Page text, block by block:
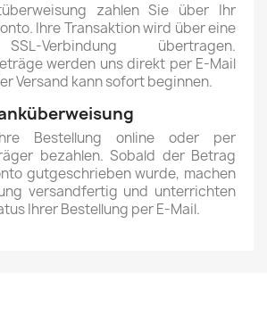
zahlen Sie über Ihr
Ihre Transaktion wird über eine
Verbindung übertragen.
werden uns direkt per E-Mail
Versand kann sofort beginnen.
Bestellung online oder per
bezahlen. Sobald der Betrag
gutgeschrieben wurde, machen
versandfertig und unterrichten
Ihrer Bestellung per E-Mail.